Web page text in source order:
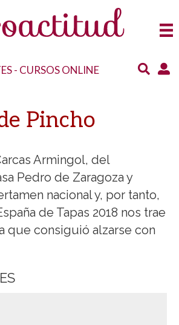
- CURSOS ONLINE
Pincho
Armingol, del
Pedro de Zaragoza y
nacional y, por tanto,
de Tapas 2018 nos trae
que consiguió alzarse con